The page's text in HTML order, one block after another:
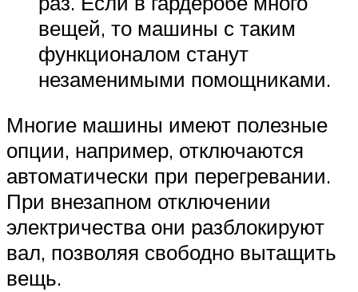
вещей, то машины с таким
функционалом станут
незаменимыми помощниками.
Многие машины имеют полезные
опции, например, отключаются
автоматически при перегревании.
При внезапном отключении
электричества они разблокируют
вал, позволяя свободно вытащить
вещь.